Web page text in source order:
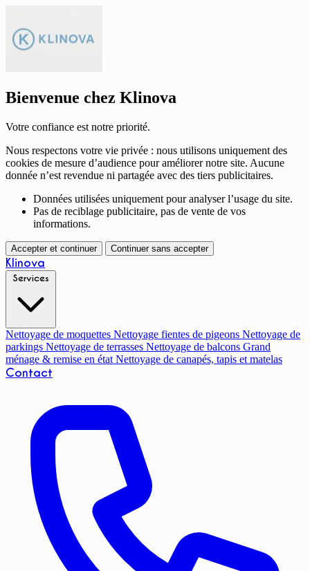
Bienvenue chez Klinova
Votre confiance est notre priorité.
Nous respectons votre vie privée : nous utilisons uniquement des
cookies de mesure d’audience pour améliorer notre site. Aucune
donnée n’est revendue ni partagée avec des tiers publicitaires.
Données utilisées uniquement pour analyser l’usage du site.
Pas de reciblage publicitaire, pas de vente de vos
informations.
Accepter et continuer Continuer sans accepter
Klinova
Nettoyage de moquettes Nettoyage fientes de pigeons Nettoyage de
parkings Nettoyage de terrasses Nettoyage de balcons Grand
ménage & remise en état Nettoyage de canapés, tapis et matelas
Contact